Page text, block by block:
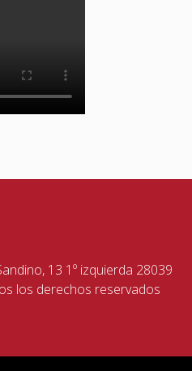
13 1º izquierda 28039
los derechos reservados